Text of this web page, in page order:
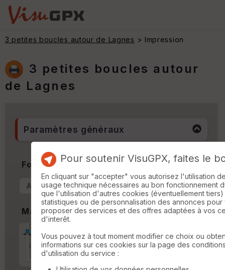
3 petites boucles autour de Lagnes > Impression
3 petites boucles autour
de Lagnes
Paramètres généraux
Format & Orientation
Marges
Marge autour de la trace
%
Pour soutenir VisuGPX, faites le
En cliquant sur "accepter" vous autorisez l'utilisation
usage technique nécessaires au bon fonctionnement
que l'utilisation d'autres cookies (éventuellement
statistiques ou de personnalisation des annonces pour
proposer des services et des offres adaptées à vos
d'interêt.
Vous pouvez à tout moment modifier ce choix ou
informations sur ces cookies sur la page des
d'utilisation du service :